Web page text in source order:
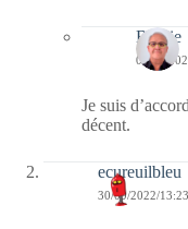
Bernie
03/10/
Je suis
décent.
ecureuilbleu
30/09/2022/13:23